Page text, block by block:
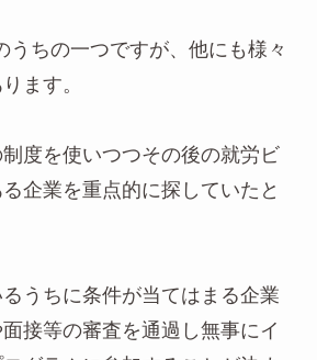
うちの一つですが、他にも様々
ます。
度を使いつつその後の就労ビ
企業を重点的に探していたと
うちに条件が当てはまる企業
接等の審査を通過し無事にイ